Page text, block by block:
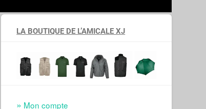
LA BOUTIQUE DE L’AMICALE XJ
Mon compte